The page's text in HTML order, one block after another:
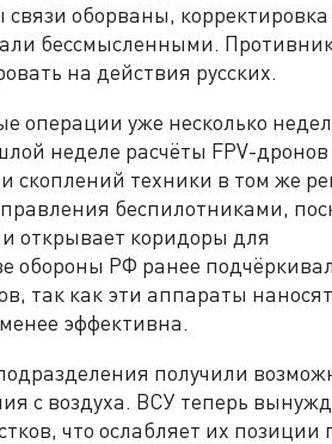
оборваны, корректировка
бессмысленными.
на действия русских.
операции уже несколько
неделе расчёты FPV-дронов
скоплений техники в том же
беспилотниками,
открывает коридоры для
обороны РФ ранее
так как эти аппараты наносят
эффективна.
получили
с воздуха. ВСУ теперь
что ослабляет их позиции